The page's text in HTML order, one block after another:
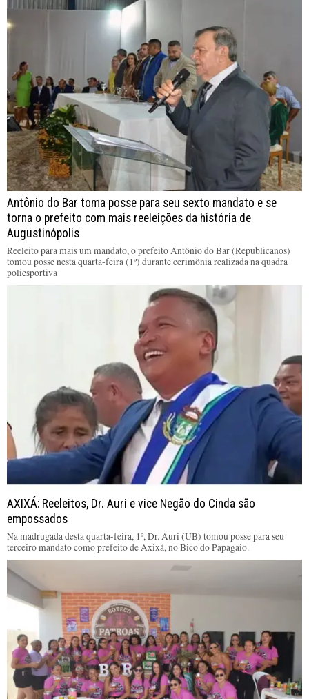
Antônio do Bar toma posse para seu sexto mandato e se
torna o prefeito com mais reeleições da história de
Augustinópolis
Reeleito para mais um mandato, o prefeito Antônio do Bar (Republicanos)
tomou posse nesta quarta-feira (1º) durante cerimônia realizada na quadra
poliesportiva
AXIXÁ: Reeleitos, Dr. Auri e vice Negão do Cinda são
empossados
Na madrugada desta quarta-feira, 1º, Dr. Auri (UB) tomou posse para seu
terceiro mandato como prefeito de Axixá, no Bico do Papagaio.